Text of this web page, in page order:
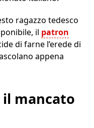
ragazzo tedesco
il patron
di farne l’erede di
appena
il mancato